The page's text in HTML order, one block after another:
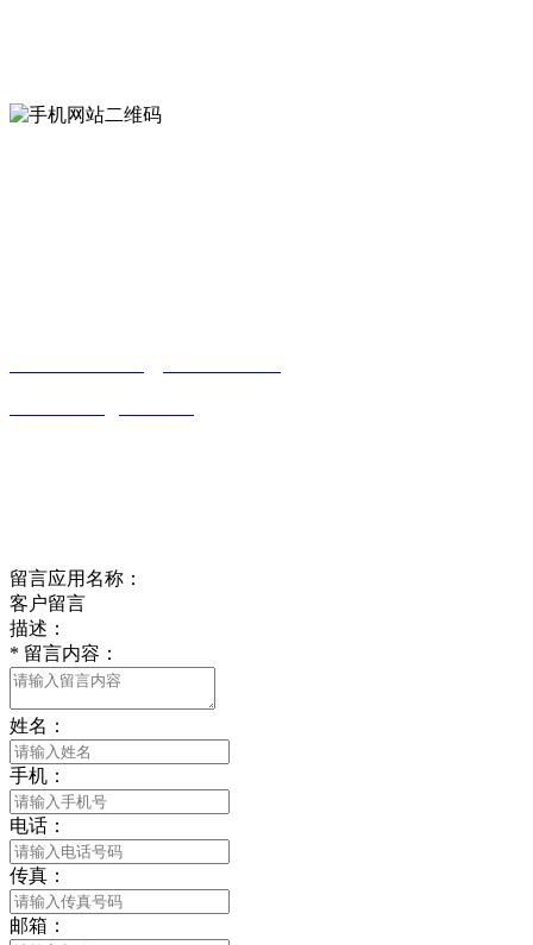
留言应用名称：
客户留言
描述：
* 留言内容：
姓名：
手机：
电话：
传真：
邮箱：